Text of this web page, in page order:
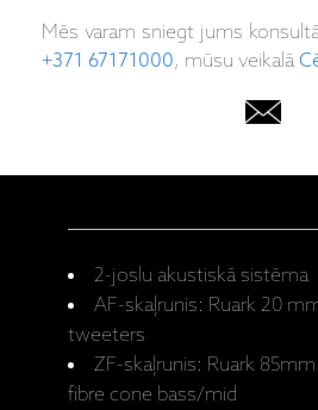
Mēs varam sniegt jums
+371 67171000, mūsu veikalā
2-joslu akustiskā sistēma
AF-skaļrunis: Ruark 20
tweeters
ZF-skaļrunis: Ruark
fibre cone bass/mid